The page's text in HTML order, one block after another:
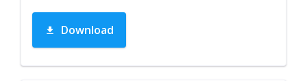
Download